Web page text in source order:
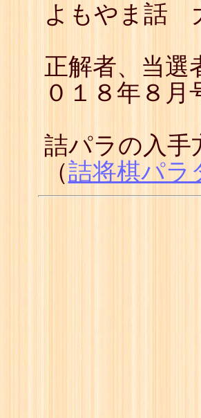
よもやま話
正解者、当選
０１８年８
詰パラの入
（詰将棋パラ